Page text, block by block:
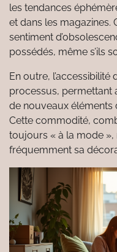
les tendances
et dans les magazines.
sentiment
possédés, même s’ils
En outre, l’accessibilité
processus, permettant
de nouveaux éléments
Cette commodité,
toujours « à la mode »,
fréquemment sa